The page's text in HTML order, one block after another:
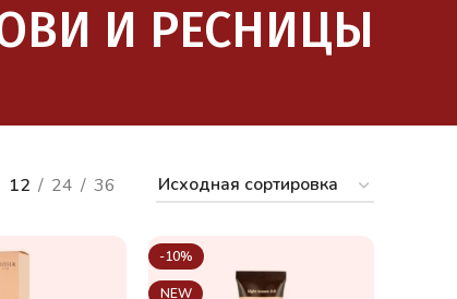
И РЕСНИЦЫ
12 24 36
-10%
NEW